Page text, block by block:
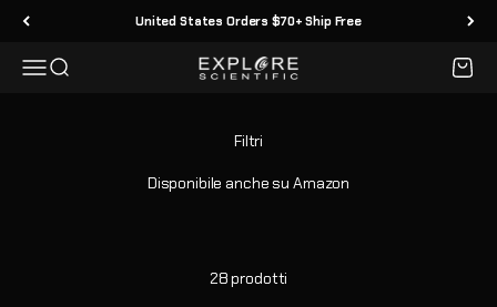
Vai al contenuto United States Orders $70+ Ship Free
MenùCerca Explore Scientific
Disponibile anche su Amazon
28 prodotti